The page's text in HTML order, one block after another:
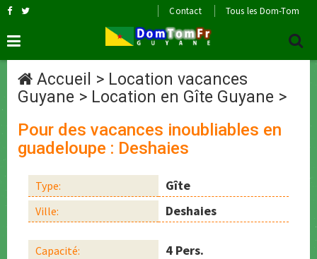
Contact Tous les Dom-Tom
Accueil > Location vacances
Guyane > Location en Gîte Guyane >
Pour des vacances inoubliables en
guadeloupe : Deshaies
Type: Gîte
Ville: Deshaies
Capacité: 4 Pers.